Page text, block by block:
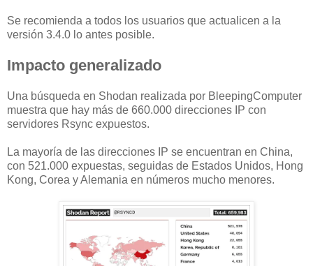
Se recomienda a todos los usuarios que actualicen a la
versión 3.4.0 lo antes posible.
Impacto generalizado
Una búsqueda en Shodan realizada por BleepingComputer
muestra que hay más de 660.000 direcciones IP con
servidores Rsync expuestos.
La mayoría de las direcciones IP se encuentran en China,
con 521.000 expuestas, seguidas de Estados Unidos, Hong
Kong, Corea y Alemania en números mucho menores.